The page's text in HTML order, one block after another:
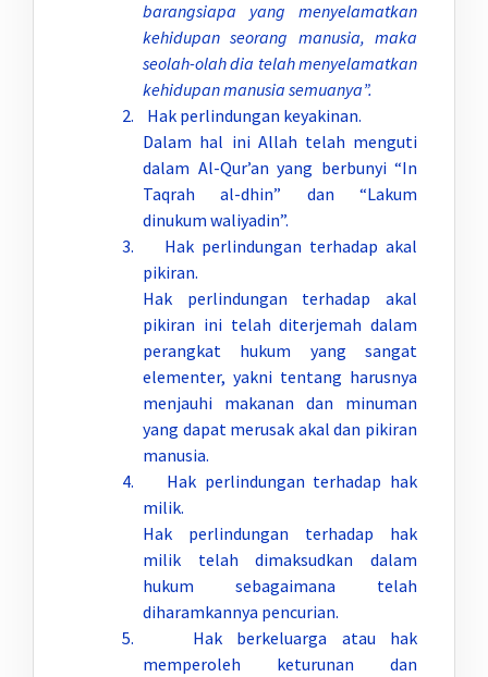
barangsiapa yang menyelamatkan
kehidupan seorang manusia, maka
seolah-olah dia telah menyelamatkan
kehidupan manusia semuanya”.
2. Hak perlindungan keyakinan.
Dalam hal ini Allah telah menguti
dalam Al-Qur’an yang berbunyi “In
Taqrah al-dhin” dan “Lakum
dinukum waliyadin”.
3. Hak perlindungan terhadap akal
pikiran.
Hak perlindungan terhadap akal
pikiran ini telah diterjemah dalam
perangkat hukum yang sangat
elementer, yakni tentang harusnya
menjauhi makanan dan minuman
yang dapat merusak akal dan pikiran
manusia.
4. Hak perlindungan terhadap hak
milik.
Hak perlindungan terhadap hak
milik telah dimaksudkan dalam
hukum sebagaimana telah
diharamkannya pencurian.
5. Hak berkeluarga atau hak
memperoleh keturunan dan